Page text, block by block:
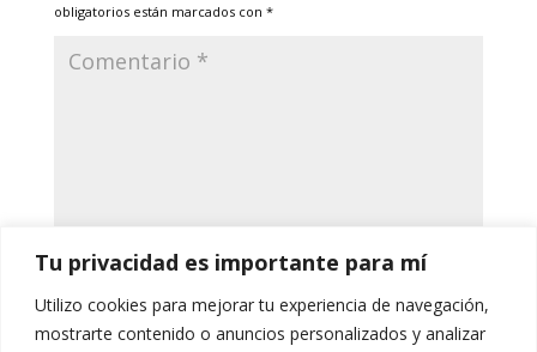
Tu privacidad es importante para mí
Utilizo cookies para mejorar tu experiencia de navegación,
mostrarte contenido o anuncios personalizados y analizar
obligatorios están marcados con *